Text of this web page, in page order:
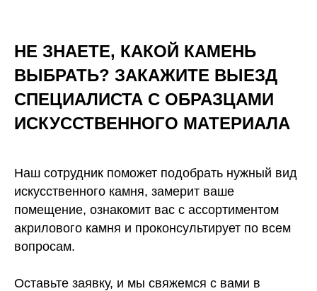
НЕ ЗНАЕТЕ, КАКОЙ КАМЕНЬ
ВЫБРАТЬ? ЗАКАЖИТЕ ВЫЕЗД
СПЕЦИАЛИСТА С ОБРАЗЦАМИ
ИСКУССТВЕННОГО МАТЕРИАЛА
Наш сотрудник поможет подобрать нужный вид
искусственного камня, замерит ваше
помещение, ознакомит вас с ассортиментом
акрилового камня и проконсультирует по всем
вопросам.
Оставьте заявку, и мы свяжемся с вами в